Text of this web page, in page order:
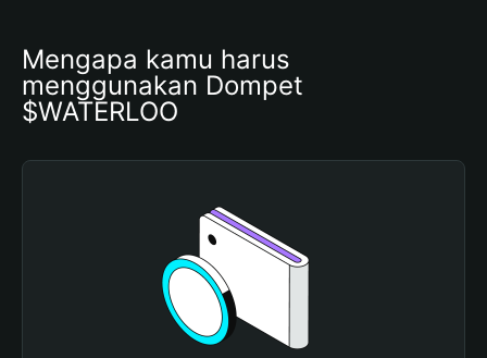
Mengapa kamu harus
menggunakan Dompet
$WATERLOO